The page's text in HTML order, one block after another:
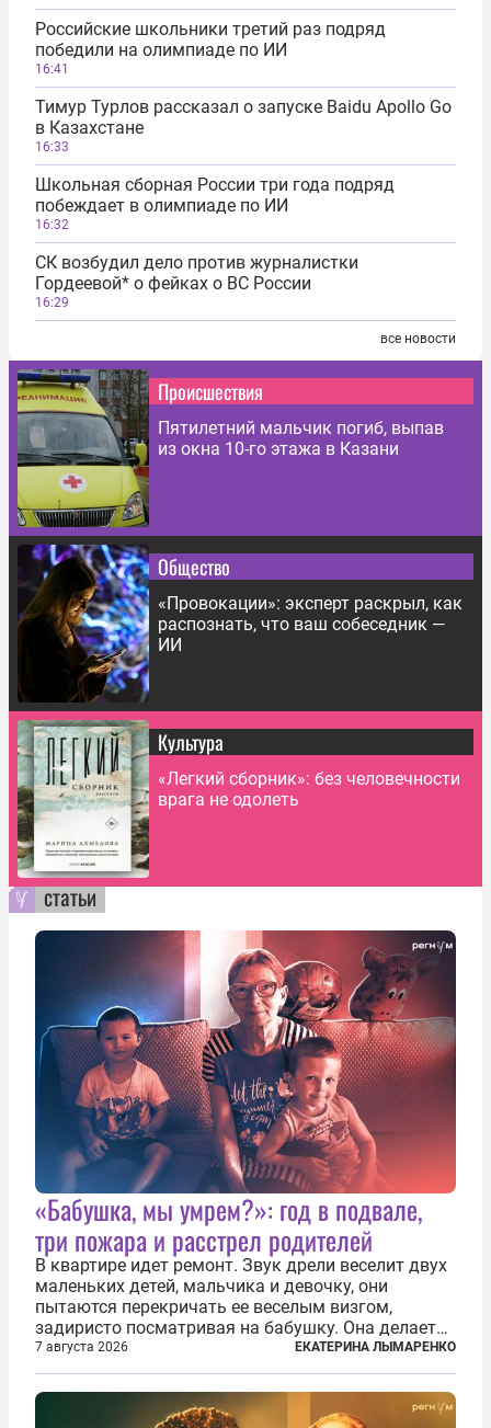
Российские школьники третий раз подряд
победили на олимпиаде по ИИ
16:41
Тимур Турлов рассказал о запуске Baidu Apollo Go
в Казахстане
16:33
Школьная сборная России три года подряд
побеждает в олимпиаде по ИИ
16:32
СК возбудил дело против журналистки
Гордеевой* о фейках о ВС России
16:29
все новости
Происшествия
Пятилетний мальчик погиб, выпав
из окна 10-го этажа в Казани
Общество
«Провокации»: эксперт раскрыл, как
распознать, что ваш собеседник —
ИИ
Культура
«Легкий сборник»: без человечности
врага не одолеть
статьи
«Бабушка, мы умрем?»: год в подвале,
три пожара и расстрел родителей
В квартире идет ремонт. Звук дрели веселит двух
маленьких детей, мальчика и девочку, они
пытаются перекричать ее веселым визгом,
задиристо посматривая на бабушку. Она делает
им замечание, но внуки чувствуют, что она
сердится невсерьез. И это правда: дрель, конечно,
сверлит противно, но всё...
7 августа 2026 ЕКАТЕРИНА ЛЫМАРЕНКО